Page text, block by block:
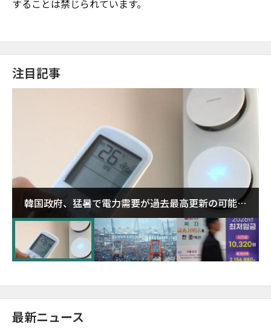
することは禁じられています。
注目記事
韓国政府、猛暑で電力需要が過去最高更新の可能性
に需給対応体制を点検
最新ニュース